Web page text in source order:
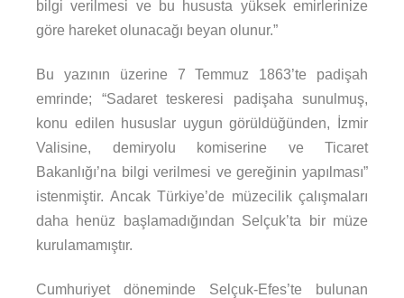
bilgi verilmesi ve bu hususta yüksek emirlerinize
göre hareket olunacağı beyan olunur.”
Bu yazının üzerine 7 Temmuz 1863’te padişah
emrinde; “Sadaret teskeresi padişaha sunulmuş,
konu edilen hususlar uygun görüldüğünden, İzmir
Valisine, demiryolu komiserine ve Ticaret
Bakanlığı’na bilgi verilmesi ve gereğinin yapılması”
istenmiştir. Ancak Türkiye’de müzecilik çalışmaları
daha henüz başlamadığından Selçuk’ta bir müze
kurulamamıştır.
Cumhuriyet döneminde Selçuk-Efes’te bulunan